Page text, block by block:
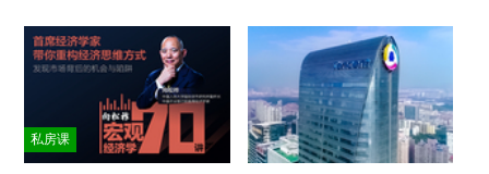
私房课